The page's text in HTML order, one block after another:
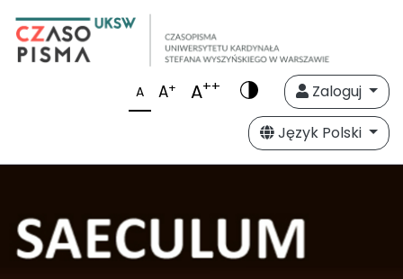
A A+ A++
Zaloguj
Język Polski